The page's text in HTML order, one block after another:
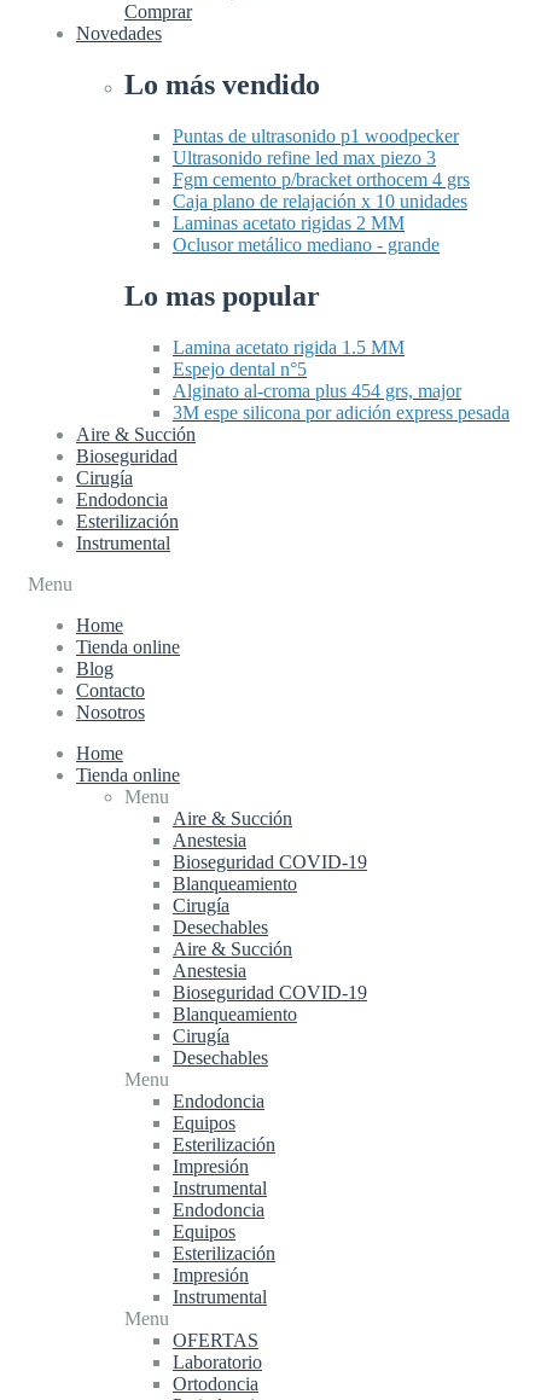
Comprar
Novedades
Lo más vendido
Puntas de ultrasonido p1 woodpecker
Ultrasonido refine led max piezo 3
Fgm cemento p/bracket orthocem 4 grs
Caja plano de relajación x 10 unidades
Laminas acetato rigidas 2 MM
Oclusor metálico mediano - grande
Lo mas popular
Lamina acetato rigida 1.5 MM
Espejo dental n°5
Alginato al-croma plus 454 grs, major
3M espe silicona por adición express pesada
Aire & Succión
Bioseguridad
Cirugía
Endodoncia
Esterilización
Instrumental
Menu
Home
Tienda online
Blog
Contacto
Nosotros
Home
Tienda online
Menu
Aire & Succión
Anestesia
Bioseguridad COVID-19
Blanqueamiento
Cirugía
Desechables
Aire & Succión
Anestesia
Bioseguridad COVID-19
Blanqueamiento
Cirugía
Desechables
Menu
Endodoncia
Equipos
Esterilización
Impresión
Instrumental
Endodoncia
Equipos
Esterilización
Impresión
Instrumental
Menu
OFERTAS
Laboratorio
Ortodoncia